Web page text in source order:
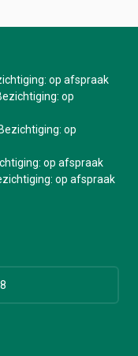
op afspraak
op
op
op afspraak
op afspraak